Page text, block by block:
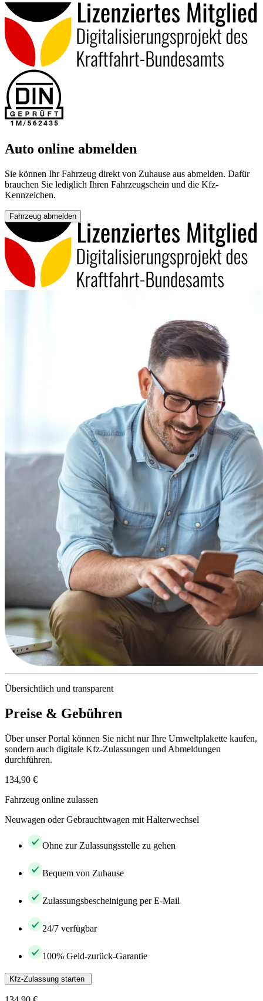
Auto online abmelden
Sie können Ihr Fahrzeug direkt von Zuhause aus abmelden. Dafür
brauchen Sie lediglich Ihren Fahrzeugschein und die Kfz-
Kennzeichen.
Fahrzeug abmelden
Übersichtlich und transparent
Preise & Gebühren
Über unser Portal können Sie nicht nur Ihre Umweltplakette kaufen,
sondern auch digitale Kfz-Zulassungen und Abmeldungen
durchführen.
134,90 €
Fahrzeug online zulassen
Neuwagen oder Gebrauchtwagen mit Halterwechsel
Ohne zur Zulassungsstelle zu gehen
Bequem von Zuhause
Zulassungsbescheinigung per E-Mail
24/7 verfügbar
100% Geld-zurück-Garantie
Kfz-Zulassung starten